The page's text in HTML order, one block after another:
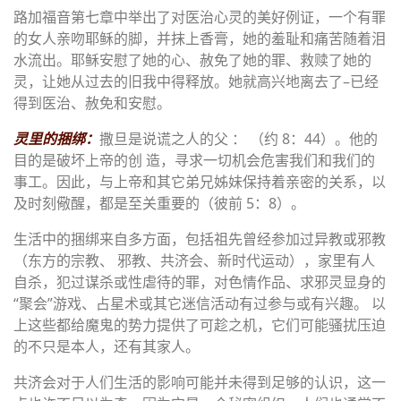
路加福音第七章中举出了对医治心灵的美好例证，一个有罪
的女人亲吻耶稣的脚，并抹上香膏，她的羞耻和痛苦随着泪
水流出。耶稣安慰了她的心、赦免了她的罪、救赎了她的
灵，让她从过去的旧我中得释放。她就高兴地离去了–已经
得到医治、赦免和安慰。
灵里的捆绑： 撒旦是说谎之人的父 ： （约 8：44）。他的
目的是破坏上帝的创 造，寻求一切机会危害我们和我们的
事工。因此，与上帝和其它弟兄姊妹保持着亲密的关系，以
及时刻儆醒，都是至关重要的（彼前 5：8）。
生活中的捆绑来自多方面，包括祖先曾经参加过异教或邪教
（东方的宗教、 邪教、共济会、新时代运动），家里有人
自杀，犯过谋杀或性虐待的罪，对色情作品、求邪灵显身的
“聚会”游戏、占星术或其它迷信活动有过参与或有兴趣。 以
上这些都给魔鬼的势力提供了可趁之机，它们可能骚扰压迫
的不只是本人，还有其家人。
共济会对于人们生活的影响可能并未得到足够的认识，这一